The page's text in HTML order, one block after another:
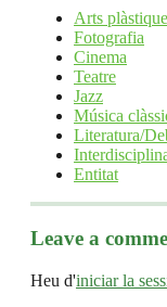
Arts
Fotografia
Cinema
Teatre
Jazz
Música
Literatura/
Entitat
Leave a
Heu d'iniciar la